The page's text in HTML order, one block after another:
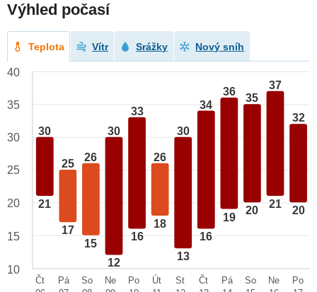
Výhled počasí
Teplota Vítr Srážky Nový sníh
30
21
25
17
26
15
30
12
33
16
26
18
30
13
34
16
36
19
35
20
37
21
32
20
40
35
30
25
20
15
10
Čt
Pá
So
Ne
Po
Út
St
Čt
Pá
So
Ne
Po